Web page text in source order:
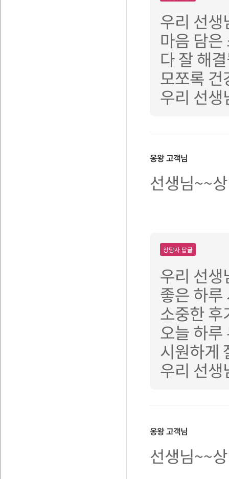
우리 선
마음 담
다 잘 해
모쪼록
우리 선
옹왕고객님
선생님~~
상담사 답글
우리 선
좋은 하
소중한
오늘 하
시원하게
우리 선
옹왕고객님
선생님~~